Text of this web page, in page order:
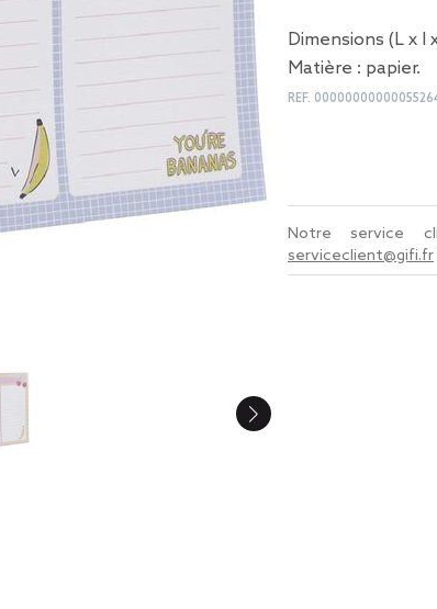
Dimensions (L x l
Matière : papier.
REF.
Notre service
serviceclient@gifi.fr